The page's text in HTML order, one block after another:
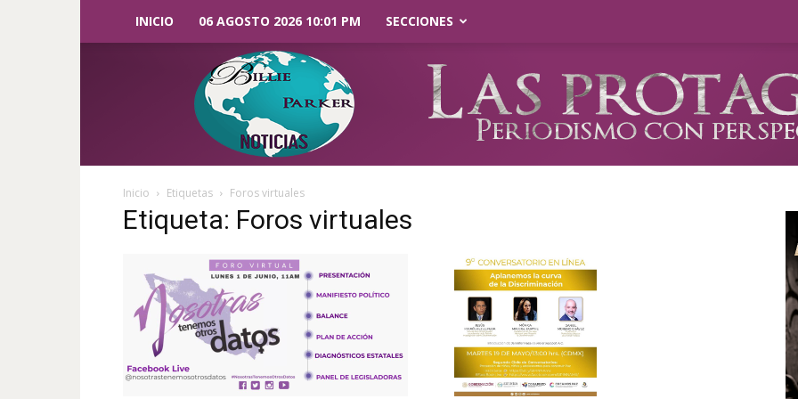
INICIO 06 AGOSTO 2026 10:01 PM SECCIONES
Parker
Noticias
Inicio Etiquetas Foros virtuales
Etiqueta: Foros virtuales